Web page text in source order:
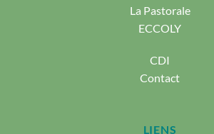
La Pastorale
ECCOLY
CDI
Contact
LIENS